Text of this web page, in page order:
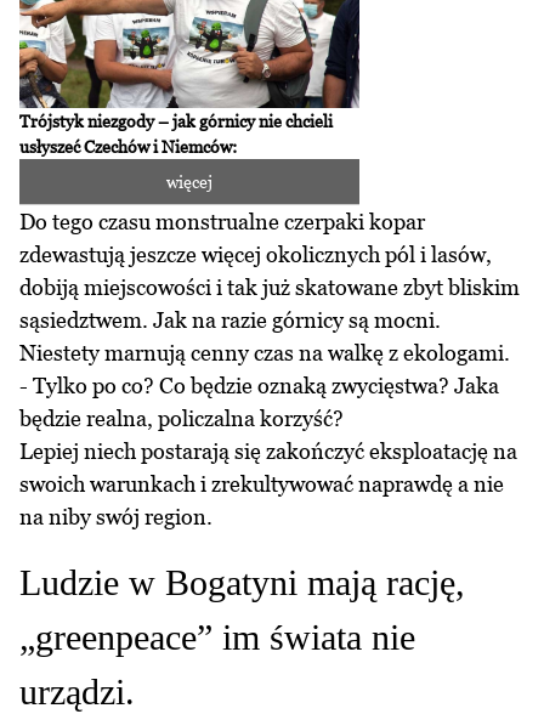
Trójstyk niezgody – jak górnicy nie chcieli
usłyszeć Czechów i Niemców:
więcej
Do tego czasu monstrualne czerpaki kopar
zdewastują jeszcze więcej okolicznych pól i lasów,
dobiją miejscowości i tak już skatowane zbyt bliskim
sąsiedztwem. Jak na razie górnicy są mocni.
Niestety marnują cenny czas na walkę z ekologami.
- Tylko po co? Co będzie oznaką zwycięstwa? Jaka
będzie realna, policzalna korzyść?
Lepiej niech postarają się zakończyć eksploatację na
swoich warunkach i zrekultywować naprawdę a nie
na niby swój region.
Ludzie w Bogatyni mają rację,
„greenpeace” im świata nie
urządzi.